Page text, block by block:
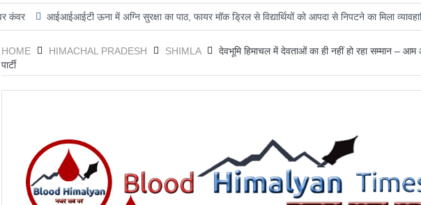
आईआईआईटी ऊना में अग्नि सुरक्षा का पाठ, फायर मॉक ड्रिल से विद्यार्थियों को आपदा से निपटने का मिला व्यावहारिक प्रशिक्षण
HOME HIMACHAL PRADESH SHIMLA
देवभूमि हिमाचल में देवताओं का ही नहीं हो रहा सम्मान – आम
पार्टी